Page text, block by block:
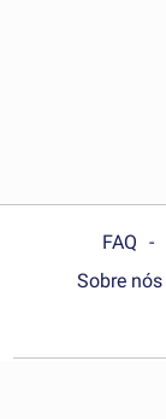
FAQ
Sobre nós